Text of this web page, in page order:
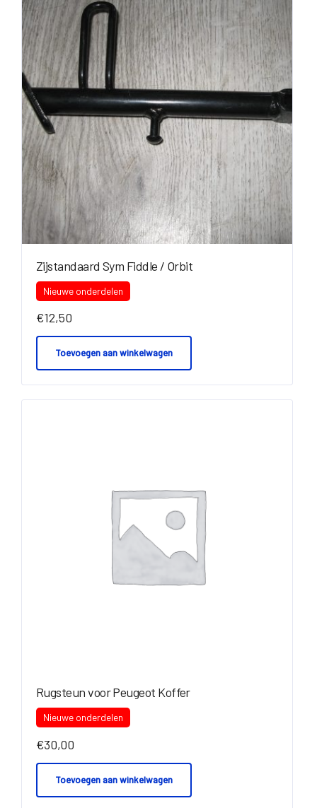
Zijstandaard Sym Fiddle / Orbit
Nieuwe onderdelen
€12,50
Toevoegen aan winkelwagen
Rugsteun voor Peugeot Koffer
Nieuwe onderdelen
€30,00
Toevoegen aan winkelwagen